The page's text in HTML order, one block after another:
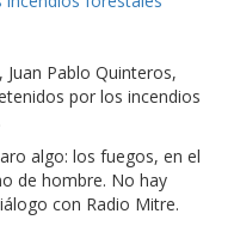
Pablo Quinteros,
por los incendios
algo: los fuegos, en el
de hombre. No hay
con Radio Mitre.